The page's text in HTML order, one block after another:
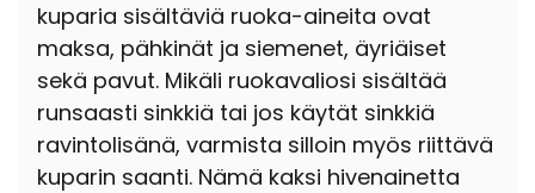
kuparia sisältäviä ruoka-aineita ovat
maksa, pähkinät ja siemenet, äyriäiset
sekä pavut. Mikäli ruokavaliosi sisältää
runsaasti sinkkiä tai jos käytät sinkkiä
ravintolisänä, varmista silloin myös riittävä
kuparin saanti. Nämä kaksi hivenainetta